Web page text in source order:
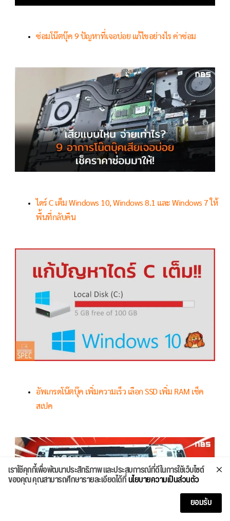
ซ่อมโน๊ตบุ๊ค 9 ปัญหาที่เจอบ่อย แก้ไขอย่างไร ค่าซ่อม
ไดร์ C เต็ม Windows 10, Windows 8.1 และ Windows 7 ให้
พื้นที่กลับคืน
อัพเกรดโน๊ตบุ๊ค เพิ่มความเร็ว เลือก SSD เพิ่ม RAM เช็ค
สเปค
เราใช้คุกกี้เพื่อพัฒนาประสิทธิภาพ และประสบการณ์ที่ดีในการใช้เว็บไซต์
ของคุณ คุณสามารถศึกษารายละเอียดได้ที่นโยบายความเป็นส่วนตัว
ยอมรับ